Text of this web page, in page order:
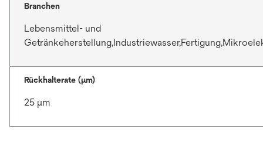
Branchen
Lebensmittel- und
Rückhalterate (µm)
25 μm